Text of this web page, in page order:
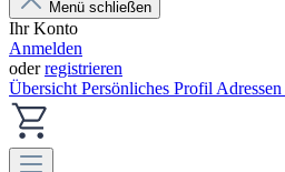
Menü schließen
Ihr Konto
Anmelden
oderregistrieren
Übersicht Persönliches Profil Adressen